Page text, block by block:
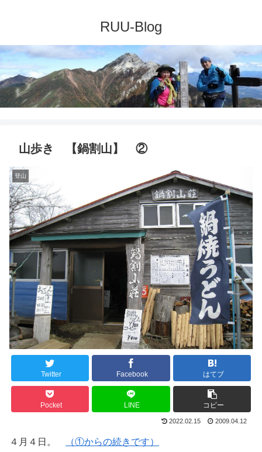
山歩き 【鍋割山】 ②
登山
Twitter Facebook はてブ
Pocket LINE コピー
2022.02.15 2009.04.12
４月４日。 （①からの続きです）